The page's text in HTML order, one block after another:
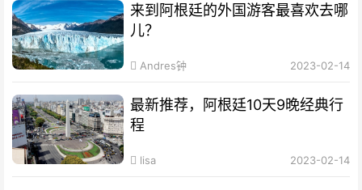
来到阿根廷的外国游客最喜欢去哪
儿？
Andres钟 2023-02-14
最新推荐，阿根廷10天9晚经典行
程
lisa 2023-02-14